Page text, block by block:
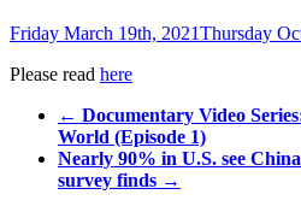
Friday March 19th, 2021Thursday
Please read here
← Documentary Video
World (Episode 1)
Nearly 90% in U.S. see China
survey finds →